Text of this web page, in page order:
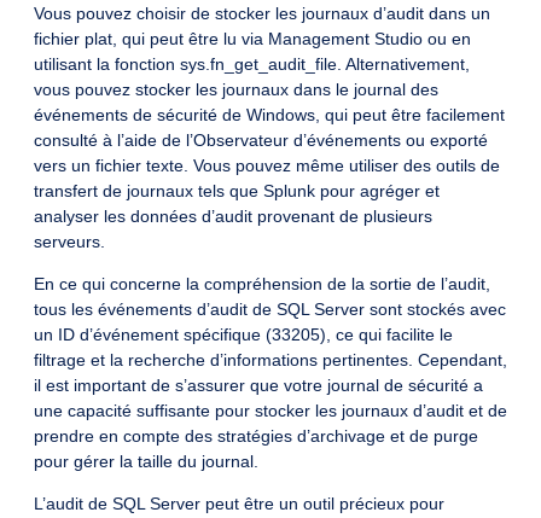
Vous pouvez choisir de stocker les journaux d’audit dans un
fichier plat, qui peut être lu via Management Studio ou en
utilisant la fonction sys.fn_get_audit_file. Alternativement,
vous pouvez stocker les journaux dans le journal des
événements de sécurité de Windows, qui peut être facilement
consulté à l’aide de l’Observateur d’événements ou exporté
vers un fichier texte. Vous pouvez même utiliser des outils de
transfert de journaux tels que Splunk pour agréger et
analyser les données d’audit provenant de plusieurs
serveurs.
En ce qui concerne la compréhension de la sortie de l’audit,
tous les événements d’audit de SQL Server sont stockés avec
un ID d’événement spécifique (33205), ce qui facilite le
filtrage et la recherche d’informations pertinentes. Cependant,
il est important de s’assurer que votre journal de sécurité a
une capacité suffisante pour stocker les journaux d’audit et de
prendre en compte des stratégies d’archivage et de purge
pour gérer la taille du journal.
L’audit de SQL Server peut être un outil précieux pour